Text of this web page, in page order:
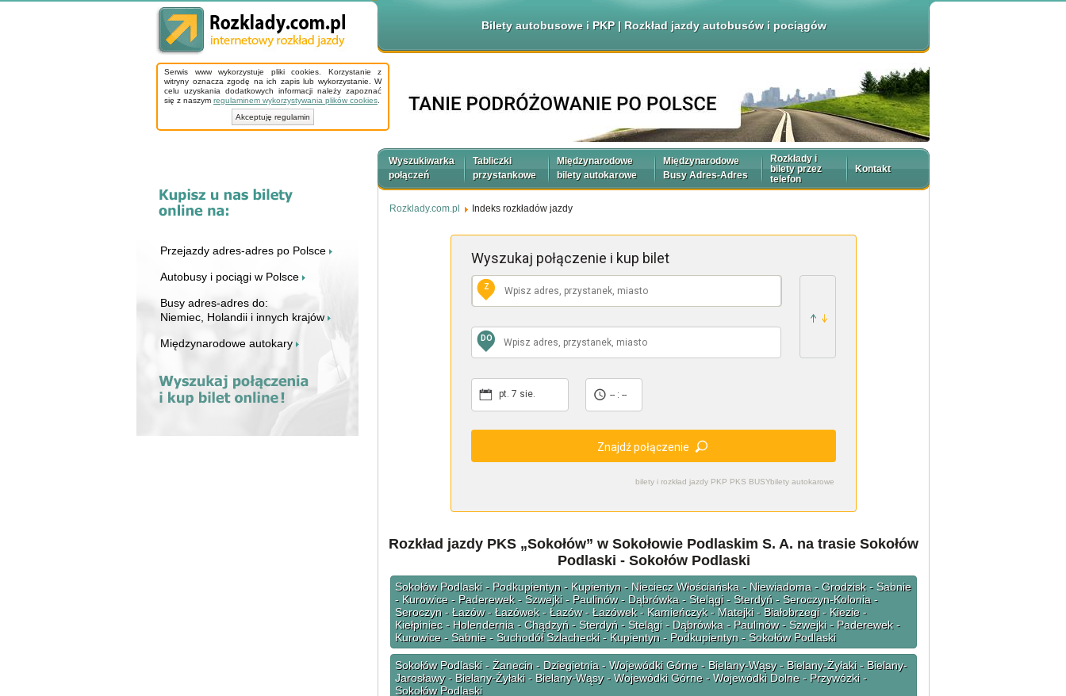
Bilety autobusowe i PKP | Rozkład jazdy autobusów i pociągów
Serwis www wykorzystuje pliki cookies. Korzystanie z
witryny oznacza zgodę na ich zapis lub wykorzystanie. W
celu uzyskania dodatkowych informacji należy zapoznać
się z naszym regulaminem wykorzystywania plików cookies
Akceptuję regulamin
Przejazdy adres-adres po Polsce
Autobusy i pociągi w Polsce
Busy adres-adres do:
Niemiec, Holandii i innych krajów
Międzynarodowe autokary
Wyszukiwarka
połączeń
Tabliczki
przystankowe
Międzynarodowe
bilety autokarowe
Międzynarodowe
Busy Adres-Adres
Rozkłady i
bilety przez
telefon
Kontakt
Rozklady.com.pl Indeks rozkładów jazdy
bilety i rozkład jazdy PKP PKS BUSYbilety autokarowe
Wyszukaj połączenie i kup bilet
Z
DO
pt. 7 sie. -- : --
Znajdź połączenie
Rozkład jazdy PKS „Sokołów” w Sokołowie Podlaskim S. A. na trasie Sokołów
Podlaski - Sokołów Podlaski
Sokołów Podlaski - Podkupientyn - Kupientyn - Nieciecz Włościańska - Niewiadoma - Grodzisk - Sabnie
- Kurowice - Paderewek - Szwejki - Paulinów - Dąbrówka - Stelągi - Sterdyń - Seroczyn-Kolonia -
Seroczyn - Łazów - Łazówek - Łazów - Łazówek - Kamieńczyk - Matejki - Białobrzegi - Kiezie -
Kiełpiniec - Holendernia - Chądzyń - Sterdyń - Stelągi - Dąbrówka - Paulinów - Szwejki - Paderewek -
Kurowice - Sabnie - Suchodół Szlachecki - Kupientyn - Podkupientyn - Sokołów Podlaski
Sokołów Podlaski - Żanecin - Dziegietnia - Wojewódki Górne - Bielany-Wąsy - Bielany-Żyłaki - Bielany-
Jarosławy - Bielany-Żyłaki - Bielany-Wąsy - Wojewódki Górne - Wojewódki Dolne - Przywózki -
Sokołów Podlaski